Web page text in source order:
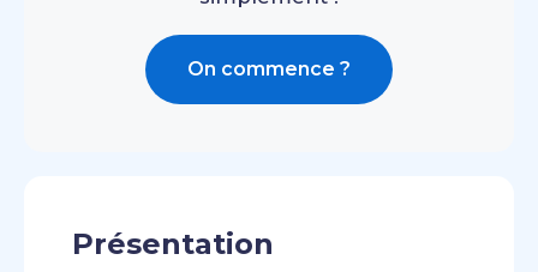
On commence ?
Présentation